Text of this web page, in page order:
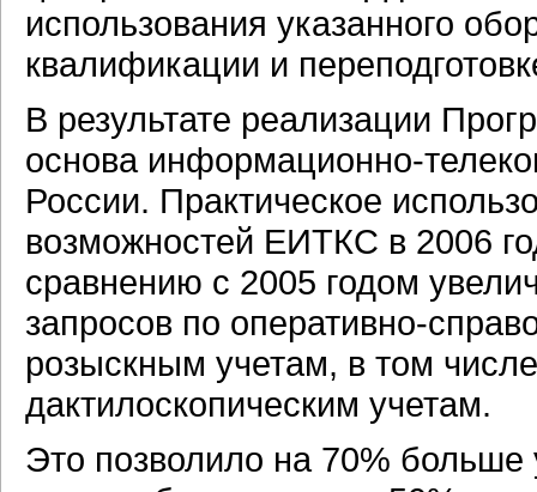
использования указанного
квалификации и
В результате реализации
основа информационно-
России. Практическое
возможностей ЕИТКС в 2006
сравнению с 2005 годом
запросов по оперативно-
розыскным учетам, в том
дактилоскопическим учетам.
Это позволило на 70% больше